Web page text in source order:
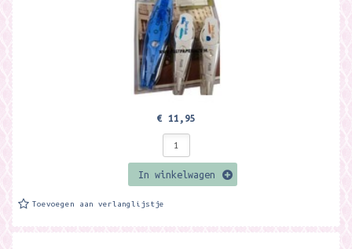
€ 11,95
In winkelwagen
Toevoegen aan verlanglijstje